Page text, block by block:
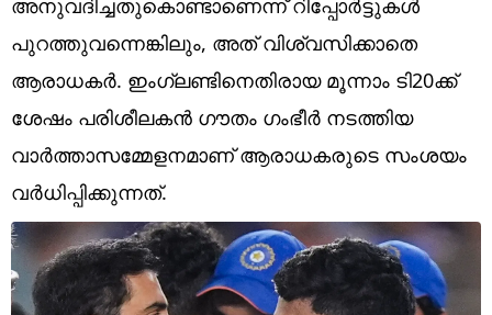
Web Story
Photo
Short Videos
അനുവദിച്ചതുകൊണ്ടാണെന്ന് റിപ്പോര്‍ട്ടുകള്‍
പുറത്തുവന്നെങ്കിലും, അത് വിശ്വസിക്കാതെ
ആരാധകര്‍. ഇംഗ്ലണ്ടിനെതിരായ മൂന്നാം ടി20ക്ക്
ശേഷം പരിശീലകന്‍ ഗൗതം ഗംഭീര്‍ നടത്തിയ
വാര്‍ത്താസമ്മേളനമാണ് ആരാധകരുടെ സംശയം
വര്‍ധിപ്പിക്കുന്നത്.